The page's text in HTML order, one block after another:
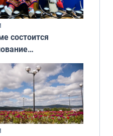
состоится
дня
народов мира